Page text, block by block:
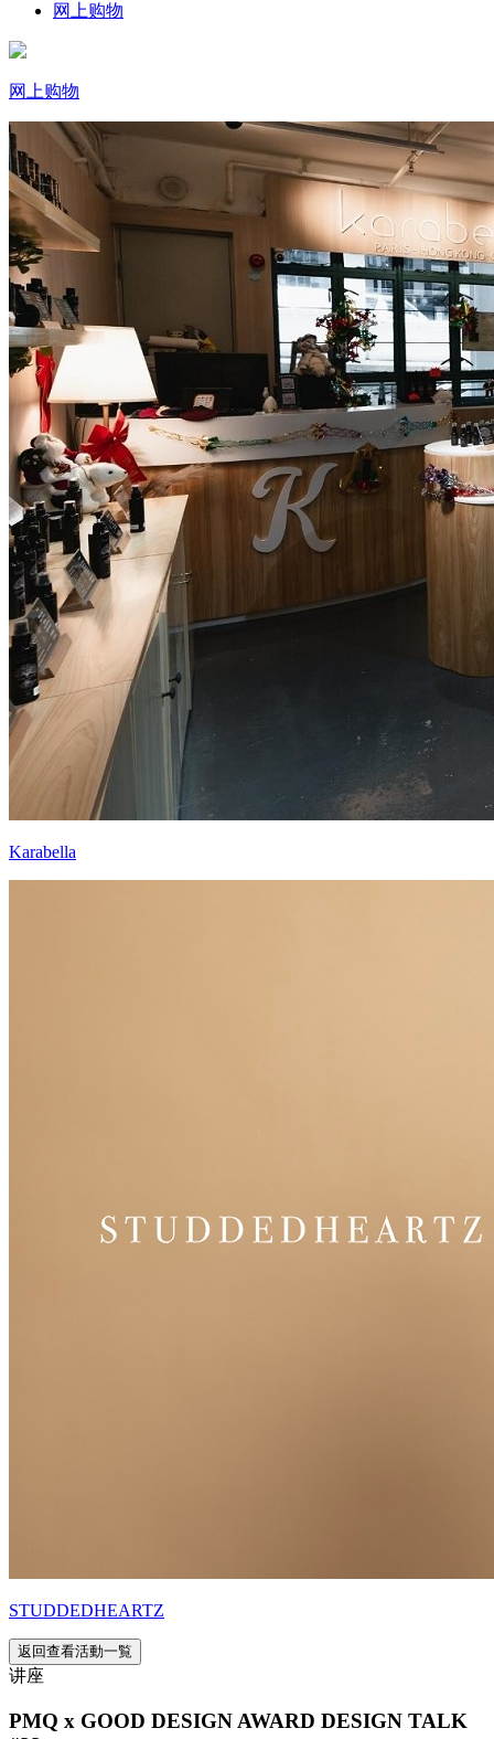
网上购物
网上购物
Karabella
STUDDEDHEARTZ
返回查看活動一覧
讲座
PMQ x GOOD DESIGN AWARD DESIGN TALK